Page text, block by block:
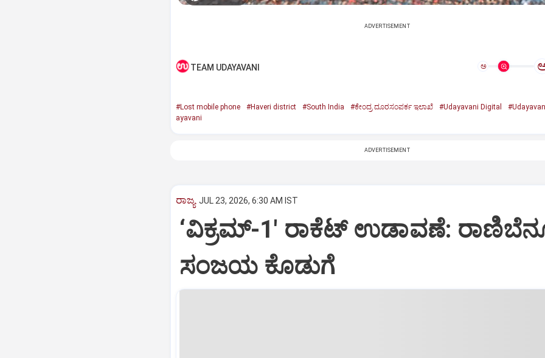
ADVERTISEMENT
TEAM UDAYAVANI ಅ
#Lost mobile phone #Haveri district #South India #ಕೇಂದ್ರ ದೂರಸಂಪರ್ಕ ಇಲಾಖೆ #Udayavani Digital
ayavani
ADVERTISEMENT
ರಾಜ್ಯ JUL 23, 2026, 6:30 AM IST
‘ವಿಕ್ರಮ್‌-1' ರಾಕೆಟ್‌ ಉಡಾವಣೆ:
ಸಂಜಯ ಕೊಡುಗೆ